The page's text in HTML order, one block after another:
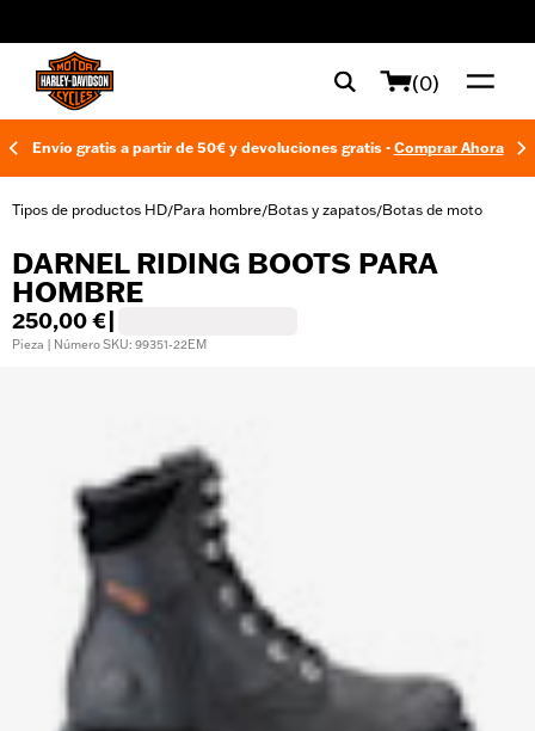
(0)
Envío gratis a partir de 50€ y devoluciones gratis - Comprar Ahora
Tipos de productos HD/Para hombre/Botas y zapatos/Botas de moto
DARNEL RIDING BOOTS PARA
HOMBRE
250,00 €
Pieza | Número SKU: 99351-22EM